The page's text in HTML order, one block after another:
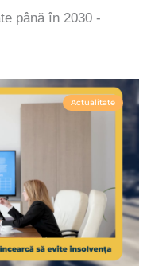
până în 2030 -
Actualitate